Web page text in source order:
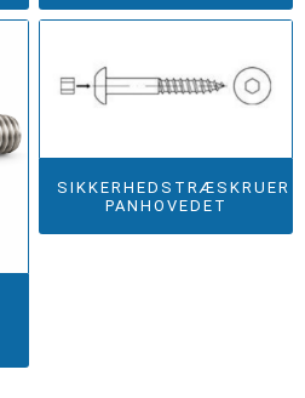
SIKKERHEDSTRÆSKRUER
PANHOVEDET